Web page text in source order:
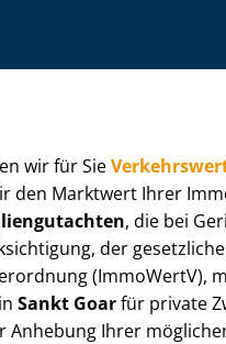
wir für Sie
den Marktwert Ihrer
, die bei
der
(ImmoWertV),
in Sankt Goarfür private
Anhebung Ihrer